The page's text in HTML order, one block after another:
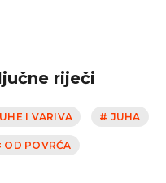
riječi
I VARIVA # JUHA
OD POVRĆA